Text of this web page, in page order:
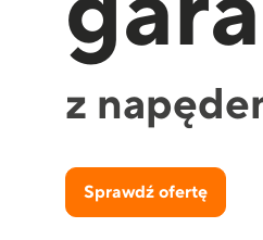
z
Sprawdź ofertę